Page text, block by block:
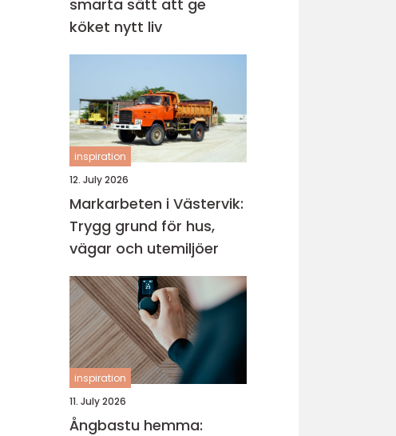
smarta sätt att ge
köket nytt liv
inspiration
12. July 2026
Markarbeten i Västervik:
Trygg grund för hus,
vägar och utemiljöer
inspiration
11. July 2026
Ångbastu hemma: